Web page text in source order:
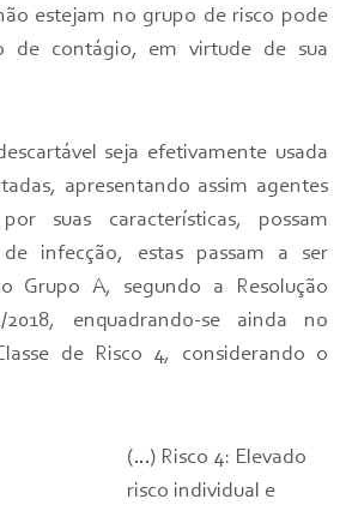
estejam no grupo de risco pode
de contágio, em virtude de sua
seja efetivamente usada
apresentando assim agentes
suas características, possam
de infecção, estas passam a ser
Grupo A, segundo a Resolução
2018, enquadrando-se ainda no
de Risco 4, considerando o
(…) Risco 4: Elevado
risco individual e